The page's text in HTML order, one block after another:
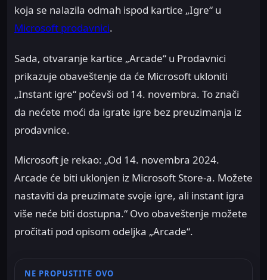
koja se nalazila odmah ispod kartice „Igre“ u
Microsoft prodavnici.
Sada, otvaranje kartice „Arcade“ u Prodavnici
prikazuje obaveštenje da će Microsoft ukloniti
„Instant igre“ počevši od 14. novembra. To znači
da nećete moći da igrate igre bez preuzimanja iz
prodavnice.
Microsoft je rekao: „Od 14. novembra 2024.
Arcade će biti uklonjen iz Microsoft Store-a. Možete
nastaviti da preuzimate svoje igre, ali instant igra
više neće biti dostupna.“ Ovo obaveštenje možete
pročitati pod opisom odeljka „Arcade“.
NE PROPUSTITE OVO